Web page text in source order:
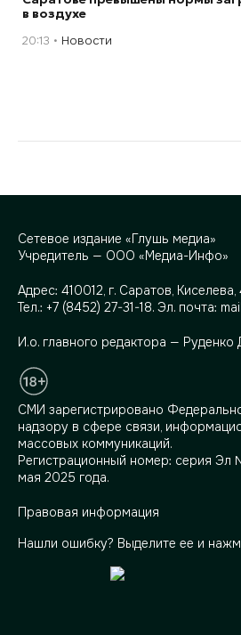
в воздухе
20:13 Новости
Сетевое издание «Глушь медиа»
Учредитель — ООО «Медиа-Инфо»
Адрес: 410012, г. Саратов, Киселева,
Тел.: +7 (8452) 27-31-18. Эл. почта:
И.о. главного редактора —
СМИ зарегистрировано
надзору в сфере связи,
массовых коммуникаций.
Регистрационный номер: серия
мая 2025 года.
Правовая информация
Нашли ошибку? Выделите ее и